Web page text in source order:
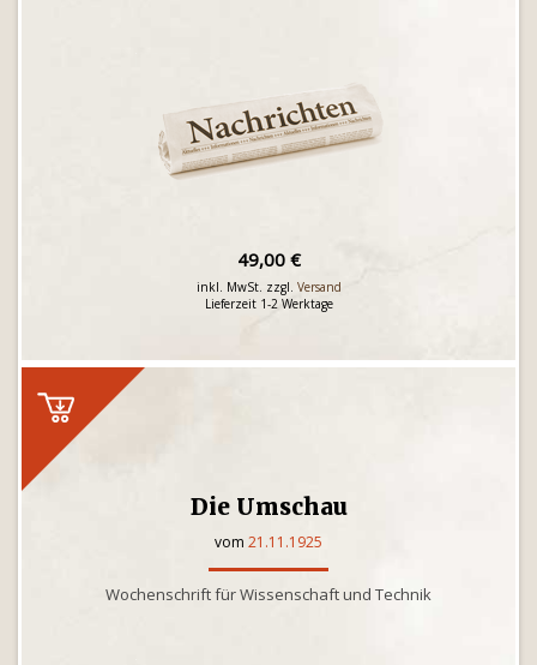
49,00 €
inkl. MwSt. zzgl. Versand
Lieferzeit 1-2 Werktage
Die Umschau
vom 21.11.1925
Wochenschrift für Wissenschaft und Technik